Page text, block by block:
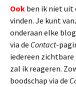
Ook ben ik niet uit
vinden. Je kunt
onderaan elke
via de Contact-
iedereen
zal ik reageren.
boodschap via de